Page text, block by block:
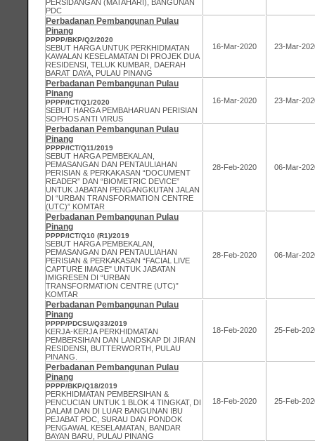
PERSIDANGAN (MATAHARI), BANGUNAN
PDC
Perbadanan Pembangunan Pulau
Pinang
PPPP/BKP/Q2/2020
SEBUT HARGA UNTUK PERKHIDMATAN
KAWALAN KESELAMATAN DI PROJEK DUA
RESIDENSI, TELUK KUMBAR, DAERAH
BARAT DAYA, PULAU PINANG
16-Mar-2020 23-Mar-
Perbadanan Pembangunan Pulau
Pinang
PPPP/ICT/Q1/2020
SEBUT HARGA PEMBAHARUAN PERISIAN
SOPHOS ANTI VIRUS
16-Mar-2020 23-Mar-
Perbadanan Pembangunan Pulau
Pinang
PPPP/ICT/Q11/2019
SEBUT HARGA PEMBEKALAN,
PEMASANGAN DAN PENTAULIAHAN
PERISIAN & PERKAKASAN “DOCUMENT
READER” DAN “BIOMETRIC DEVICE”
UNTUK JABATAN PENGANGKUTAN JALAN
DI “URBAN TRANSFORMATION CENTRE
(UTC)” KOMTAR
28-Feb-2020 06-Mar-
Perbadanan Pembangunan Pulau
Pinang
PPPP/ICT/Q10 (R1)/2019
SEBUT HARGA PEMBEKALAN,
PEMASANGAN DAN PENTAULIAHAN
PERISIAN & PERKAKASAN “FACIAL LIVE
CAPTURE IMAGE" UNTUK JABATAN
IMIGRESEN DI “URBAN
TRANSFORMATION CENTRE (UTC)”
KOMTAR
28-Feb-2020 06-Mar-
Perbadanan Pembangunan Pulau
Pinang
PPPP/PDCSU/Q33/2019
KERJA-KERJA PERKHIDMATAN
PEMBERSIHAN DAN LANDSKAP DI JIRAN
RESIDENSI, BUTTERWORTH, PULAU
PINANG.
18-Feb-2020 25-Feb-
Perbadanan Pembangunan Pulau
Pinang
PPPP/BKP/Q18/2019
PERKHIDMATAN PEMBERSIHAN &
PENCUCIAN UNTUK 1 BLOK 4 TINGKAT, DI
DALAM DAN DI LUAR BANGUNAN IBU
PEJABAT PDC, SURAU DAN PONDOK
PENGAWAL KESELAMATAN, BANDAR
BAYAN BARU, PULAU PINANG
18-Feb-2020 25-Feb-